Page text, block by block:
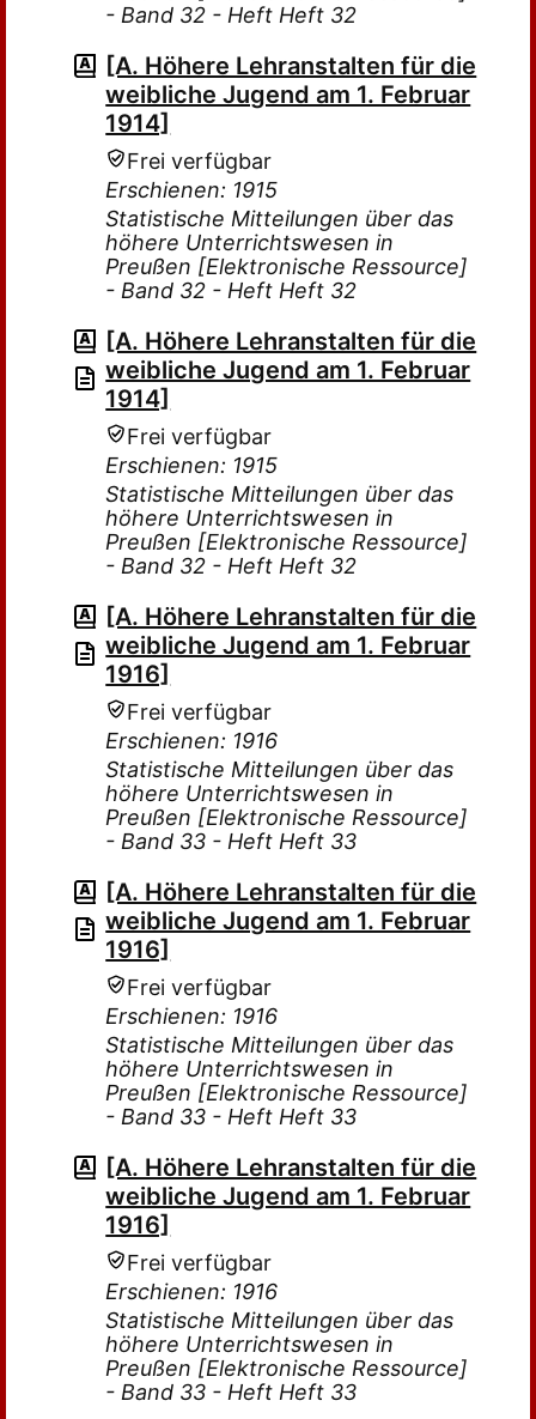
- Band 32 - Heft Heft 32
[A. Höhere Lehranstalten für die
weibliche Jugend am 1. Februar
1914]
Frei verfügbar
Erschienen: 1915
Statistische Mitteilungen über das
höhere Unterrichtswesen in
Preußen [Elektronische Ressource]
- Band 32 - Heft Heft 32
[A. Höhere Lehranstalten für die
weibliche Jugend am 1. Februar
1914]
Frei verfügbar
Erschienen: 1915
Statistische Mitteilungen über das
höhere Unterrichtswesen in
Preußen [Elektronische Ressource]
- Band 32 - Heft Heft 32
[A. Höhere Lehranstalten für die
weibliche Jugend am 1. Februar
1916]
Frei verfügbar
Erschienen: 1916
Statistische Mitteilungen über das
höhere Unterrichtswesen in
Preußen [Elektronische Ressource]
- Band 33 - Heft Heft 33
[A. Höhere Lehranstalten für die
weibliche Jugend am 1. Februar
1916]
Frei verfügbar
Erschienen: 1916
Statistische Mitteilungen über das
höhere Unterrichtswesen in
Preußen [Elektronische Ressource]
- Band 33 - Heft Heft 33
[A. Höhere Lehranstalten für die
weibliche Jugend am 1. Februar
1916]
Frei verfügbar
Erschienen: 1916
Statistische Mitteilungen über das
höhere Unterrichtswesen in
Preußen [Elektronische Ressource]
- Band 33 - Heft Heft 33